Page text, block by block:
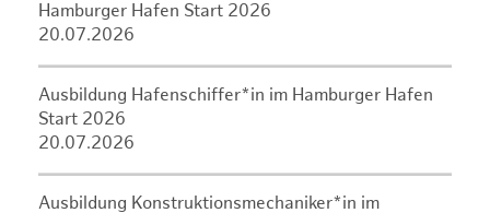
Hamburger Hafen Start 2026
20.07.2026
Ausbildung Hafenschiffer*in im Hamburger Hafen
Start 2026
20.07.2026
Ausbildung Konstruktionsmechaniker*in im